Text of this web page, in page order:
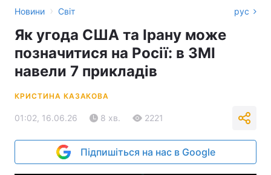
Новини › Світ рус
Як угода США та Ірану може
позначитися на Росії: в ЗМІ
навели 7 прикладів
КРИСТИНА КАЗАКОВА
01:02, 16.06.26 8 хв. 2221
Підпишіться на нас в Google